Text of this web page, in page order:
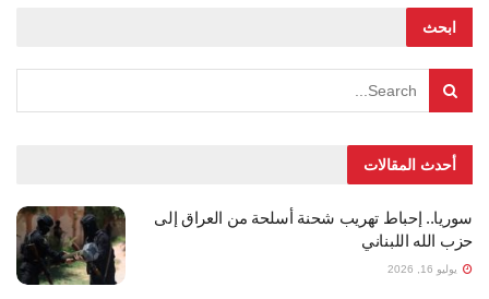
ابحث
أحدث المقالات
سوريا.. إحباط تهريب شحنة أسلحة من العراق إلى
حزب الله اللبناني
يوليو 16, 2026